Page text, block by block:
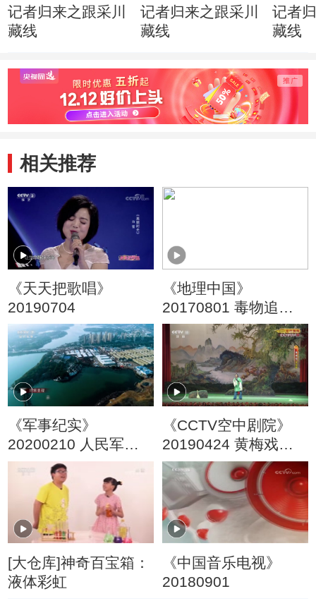
记者归来之跟采川
藏线
记者归来之跟采川
藏线
记者
藏线
相关推荐
《天天把歌唱》
20190704
《地理中国》
20170801 毒物追踪·
会“生气”的树
《军事纪实》
20200210 人民军队
战“疫”纪实 ④
《CCTV空中剧院》
20190424 黄梅戏
《天仙配》 2/2
[大仓库]神奇百宝箱：
液体彩虹
《中国音乐电视》
20180901